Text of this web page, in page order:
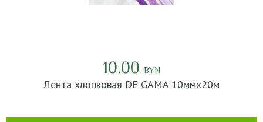
10.00 BYN
Лента хлопковая DE GAMA 10ммх20м